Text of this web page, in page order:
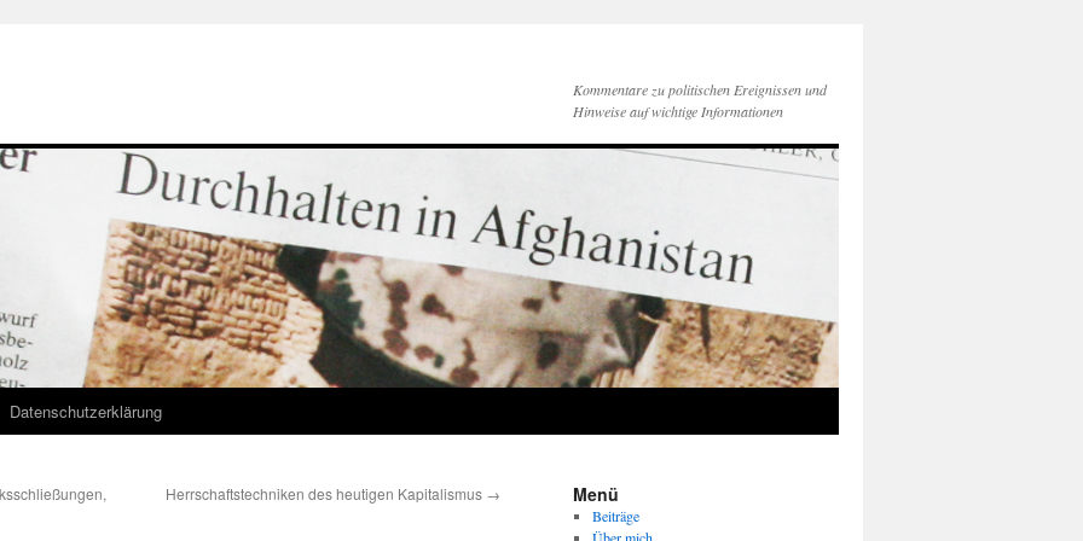
Kommentare zu politischen Ereignissen und
Hinweise auf wichtige Informationen
Datenschutzerklärung
Herrschaftstechniken des heutigen Kapitalismus → Menü
Beiträge